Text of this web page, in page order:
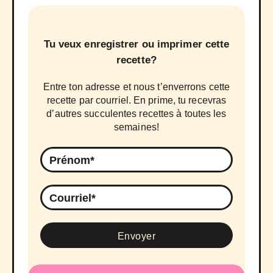
Tu veux enregistrer ou imprimer cette
recette?
Entre ton adresse et nous t’enverrons cette
recette par courriel. En prime, tu recevras
d’autres succulentes recettes à toutes les
semaines!